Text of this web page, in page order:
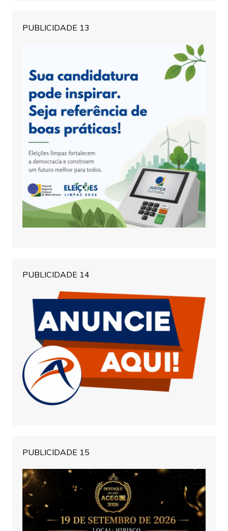
PUBLICIDADE 13
PUBLICIDADE 14
PUBLICIDADE 15